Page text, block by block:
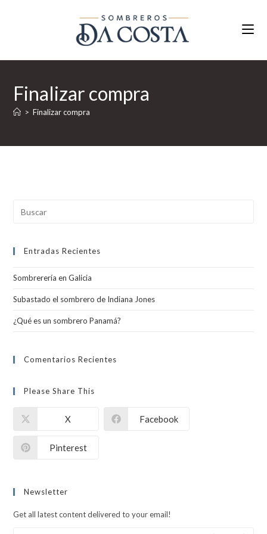
Finalizar compra
> Finalizar compra
Entradas Recientes
Sombrerería en Galicia
Subastado el sombrero de Indiana Jones
¿Qué es un sombrero Panamá?
Comentarios Recientes
Please Share This
X Facebook
Pinterest
Newsletter
Get all latest content delivered to your email!